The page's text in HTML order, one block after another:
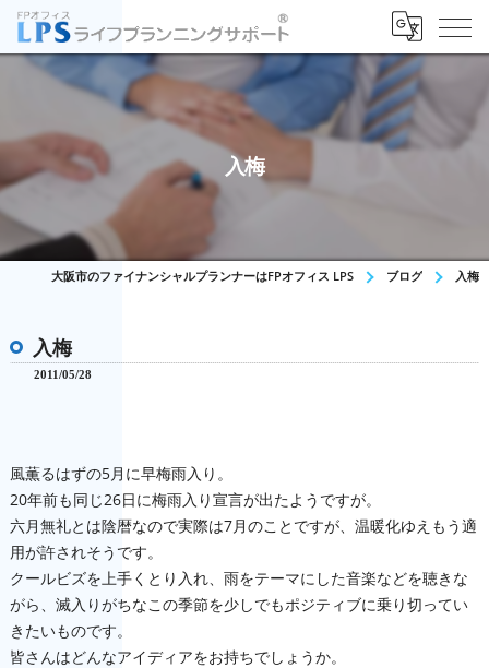
入梅
大阪市のファイナンシャルプランナーはFPオフィス LPS ブログ 入梅
入梅
2011/05/28
風薫るはずの5月に早梅雨入り。
20年前も同じ26日に梅雨入り宣言が出たようですが。
六月無礼とは陰暦なので実際は7月のことですが、温暖化ゆえもう適
用が許されそうです。
クールビズを上手くとり入れ、雨をテーマにした音楽などを聴きな
がら、滅入りがちなこの季節を少しでもポジティブに乗り切ってい
きたいものです。
皆さんはどんなアイディアをお持ちでしょうか。